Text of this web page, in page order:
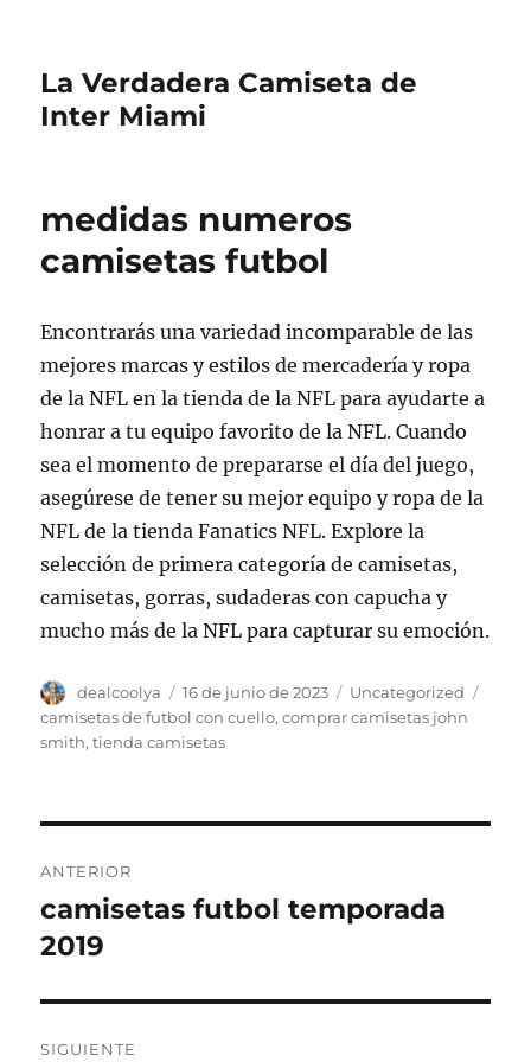
La Verdadera Camiseta de
Inter Miami
medidas numeros
camisetas futbol
Encontrarás una variedad incomparable de las
mejores marcas y estilos de mercadería y ropa
de la NFL en la tienda de la NFL para ayudarte a
honrar a tu equipo favorito de la NFL. Cuando
sea el momento de prepararse el día del juego,
asegúrese de tener su mejor equipo y ropa de la
NFL de la tienda Fanatics NFL. Explore la
selección de primera categoría de camisetas,
camisetas, gorras, sudaderas con capucha y
mucho más de la NFL para capturar su emoción.
Autor
dealcoolya
Publicado
el
16 de junio de 2023 Categorías
Uncategorized
camisetas de futbol con cuello,comprar camisetas john
smith,tienda camisetas
de
entradas
ANTERIOR
Entrada
anterior:
camisetas futbol temporada
2019
SIGUIENTE